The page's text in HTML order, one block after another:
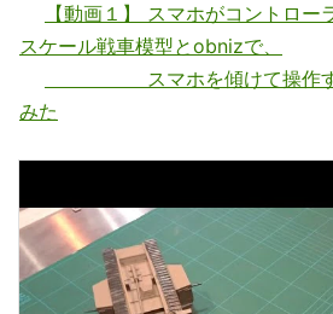
【動画１】 スマホがコントロ
スケール戦車模型とobnizで、
スマホを傾けて操作する
みた